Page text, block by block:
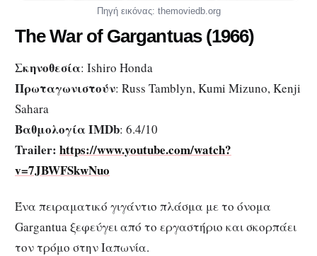
Πηγή εικόνας: themoviedb.org
The WarofGargantuas(1966)
Σκηνοθεσία: Ishiro Honda
Πρωταγωνιστούν: Russ Tamblyn, Kumi Mizuno, Kenji
Sahara
Βαθμολογία IMDb: 6.4/10
Trailer: https://www.youtube.com/watch?
v=7JBWFSkwNuo
Ένα πειραματικό γιγάντιο πλάσμα με το όνομα
Gargantua ξεφεύγει από το εργαστήριο και σκορπάει
τον τρόμο στην Ιαπωνία.